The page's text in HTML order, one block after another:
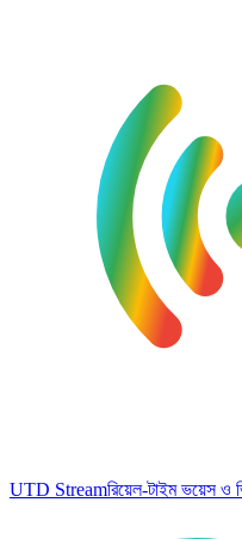
UTD Streamরিয়েল-টাইম ভয়েস ও